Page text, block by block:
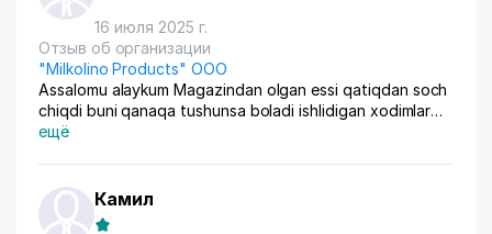
16 июля 2025 г.
Отзыв об организации
"Milkolino Products" ООО
Assalomu alaykum Magazindan olgan essi qatiqdan soch
chiqdi buni qanaqa tushunsa boladi ishlidigan xodimlar
umuman korxona gigiyenaga rioya qiladimi nazorat qilib
ещё
Камил